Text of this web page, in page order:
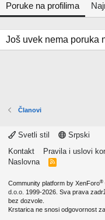
Poruke na profilima
Još uvek nema poruka
Članovi
Svetli stil
Srpski
Kontakt
Pravila i uslovi
Naslovna
R
Community platform by XenForo®
d.o.o. 1999-2026. Sva prava
bez dozvole.
Krstarica ne snosi odgovornost